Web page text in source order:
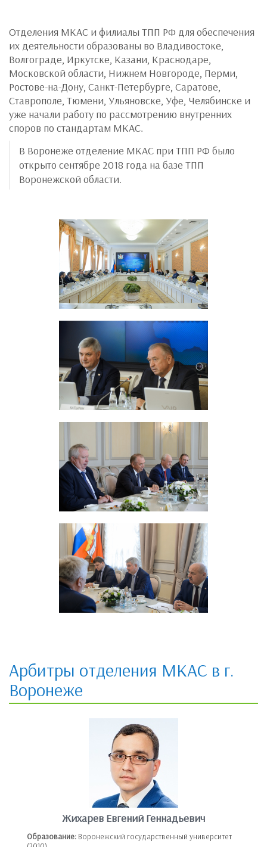
Отделения МКАС и филиалы ТПП РФ для обеспечения
их деятельности образованы во Владивостоке,
Волгограде, Иркутске, Казани, Краснодаре,
Московской области, Нижнем Новгороде, Перми,
Ростове-на-Дону, Санкт-Петербурге, Саратове,
Ставрополе, Тюмени, Ульяновске, Уфе, Челябинске и
уже начали работу по рассмотрению внутренних
споров по стандартам МКАС.
В Воронеже отделение МКАС при ТПП РФ было
открыто сентябре 2018 года на базе ТПП
Воронежской области.
Арбитры отделения МКАС в г.
Воронеже
Жихарев Евгений Геннадьевич
Образование: Воронежский государственный университет